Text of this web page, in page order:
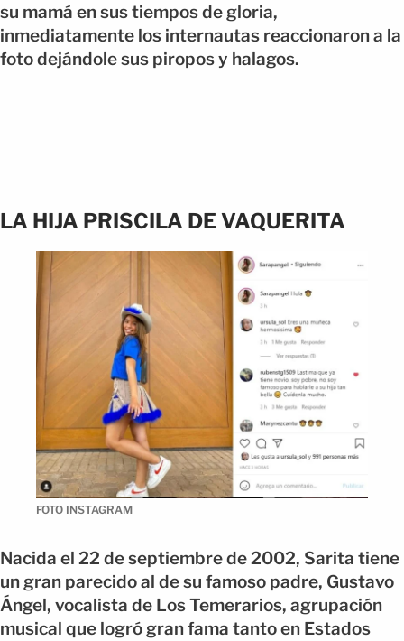
su mamá en sus tiempos de gloria,
inmediatamente los internautas reaccionaron a la
foto dejándole sus piropos y halagos.
LA HIJA PRISCILA DE VAQUERITA
FOTO INSTAGRAM
Nacida el 22 de septiembre de 2002, Sarita tiene
un gran parecido al de su famoso padre, Gustavo
Ángel, vocalista de Los Temerarios, agrupación
musical que logró gran fama tanto en Estados